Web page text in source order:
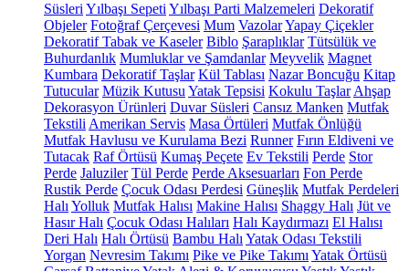
Süsleri Yılbaşı Sepeti Yılbaşı Parti Malzemeleri Dekoratif
Objeler Fotoğraf Çerçevesi Mum VazolarYapay Çiçekler
Dekoratif Tabak ve Kaseler Biblo Şaraplıklar Tütsülük ve
Buhurdanlık Mumluklar ve Şamdanlar Meyvelik Magnet
Kumbara Dekoratif Taşlar Kül Tablası Nazar Boncuğu Kitap
Tutucular Müzik Kutusu Yatak Tepsisi Kokulu Taşlar Ahşap
Dekorasyon Ürünleri Duvar Süsleri Cansız Manken Mutfak
Tekstili Amerikan Servis Masa Örtüleri Mutfak Önlüğü
Mutfak Havlusu ve Kurulama Bezi Runner Fırın Eldiveni ve
Tutacak Raf Örtüsü Kumaş Peçete Ev Tekstili Perde Stor
Perde Jaluziler Tül Perde Perde Aksesuarları Fon Perde
Rustik Perde Çocuk Odası Perdesi Güneşlik Mutfak Perdeleri
Halı Yolluk Mutfak Halısı Makine Halısı Shaggy Halı Jüt ve
Hasır Halı Çocuk Odası Halıları Halı Kaydırmazı El Halısı
Deri Halı Halı Örtüsü Bambu Halı Yatak Odası Tekstili
Yorgan Nevresim Takımı Pike ve Pike Takımı Yatak Örtüsü